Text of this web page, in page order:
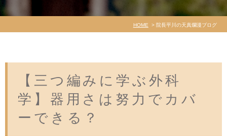
HOME 院長平川の天真爛漫ブログ
【三つ編みに学ぶ外科
学】器用さは努力でカバ
ーできる？